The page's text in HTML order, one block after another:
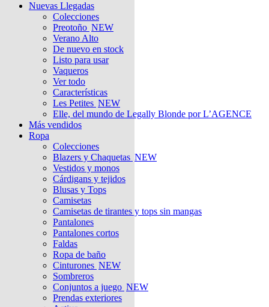
Nuevas Llegadas
Colecciones
Preotoño NEW
Verano Alto
De nuevo en stock
Listo para usar
Vaqueros
Ver todo
Características
Les Petites NEW
Elle, del mundo de Legally Blonde por L’AGENCE
Más vendidos
Ropa
Colecciones
Blazers y Chaquetas NEW
Vestidos y monos
Cárdigans y tejidos
Blusas y Tops
Camisetas
Camisetas de tirantes y tops sin mangas
Pantalones
Pantalones cortos
Faldas
Ropa de baño
Cinturones NEW
Sombreros
Conjuntos a juego NEW
Prendas exteriores